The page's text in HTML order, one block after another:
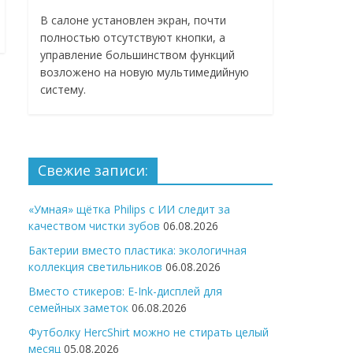
В салоне установлен экран, почти
полностью отсутствуют кнопки, а
управление большинством функций
возложено на новую мультимедийную
систему.
Свежие записи:
«Умная» щётка Philips с ИИ следит за
качеством чистки зубов 06.08.2026
Бактерии вместо пластика: экологичная
коллекция светильников 06.08.2026
Вместо стикеров: E-Ink-дисплей для
семейных заметок 06.08.2026
Футболку HercShirt можно не стирать целый
месяц 05.08.2026